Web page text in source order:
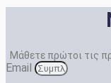
Μάθετε πρώτοι τις
Email